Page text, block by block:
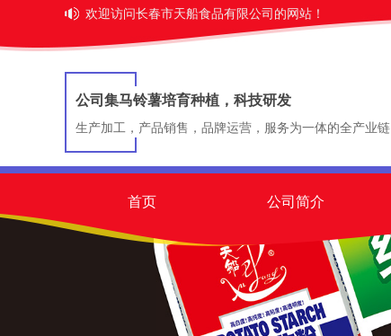
欢迎访问长春市天船食品有限公司的网站！
公司集马铃薯培育种植，科技研发
生产加工，产品销售，品牌运营，服务为一体的全产业链
首页 公司简介